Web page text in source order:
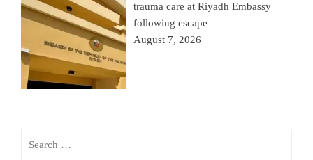
trauma care at Riyadh Embassy
following escape
August 7, 2026